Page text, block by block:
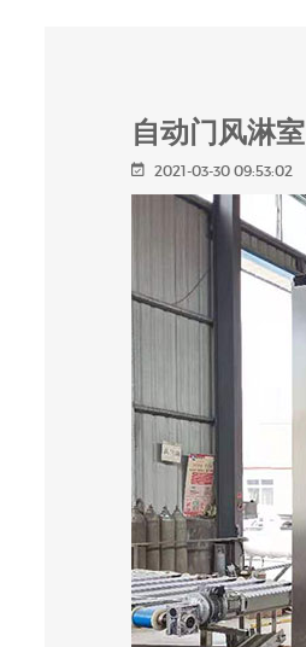
自动门风淋室
2021-03-30 09:53:02